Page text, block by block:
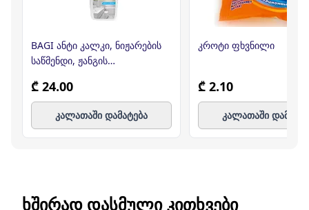
BAGI ანტი კალკი, ნიჟარების
საწმენდი, ჟანგის
₾ 24.00
კალათაში დამატება
კროტი ფხვნილი
₾ 2.10
კალათაში
ᲮᲨᲘᲠᲐᲓ ᲓᲐᲡᲛᲣᲚᲘ ᲙᲘᲗᲮᲕᲔᲑᲘ